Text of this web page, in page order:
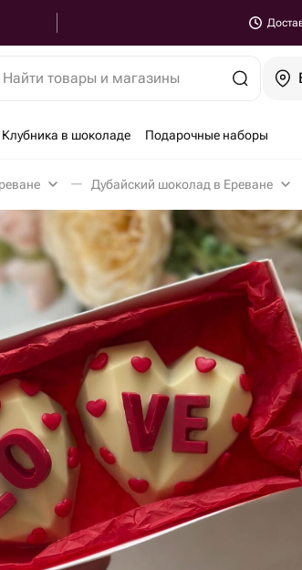
Найти товары и магазины
Клубника в шоколаде Подарочные наборы
Дубайский шоколад в Ереване